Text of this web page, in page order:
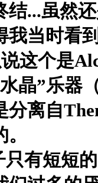
结...虽然
我当时看
这个是
晶”乐器
分离自
只有短短